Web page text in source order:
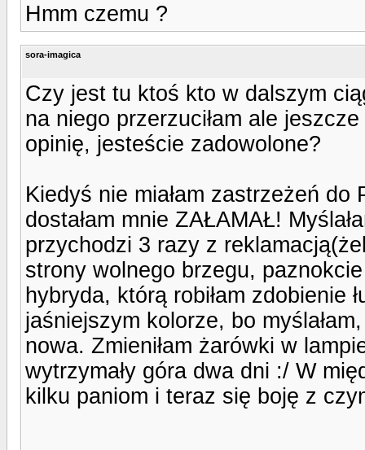
Hmm czemu ?
sora-imagica
Czy jest tu ktoś kto w dalszym
na niego przerzuciłam ale
opinię, jesteście zadowolone?
Kiedyś nie miałam zastrzeżeń
dostałam mnie ZAŁAMAŁ!
przychodzi 3 razy z
strony wolnego brzegu,
hybryda, którą robiłam zdobienie
jaśniejszym kolorze, bo
nowa. Zmieniłam żarówki w
wytrzymały góra dwa dni :/ W
kilku paniom i teraz się boję z